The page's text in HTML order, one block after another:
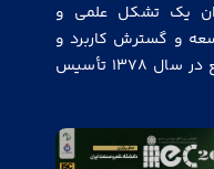
یک تشکل علمی و
و گسترش کاربرد و
ارتقای دانش مهندسی صنایع در سال ۱۳۷۸ تأسیس